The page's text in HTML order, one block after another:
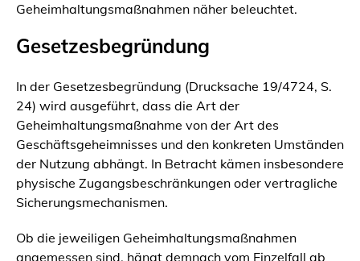
Geheimhaltungsmaßnahmen näher beleuchtet.
Gesetzesbegründung
In der Gesetzesbegründung (Drucksache 19/4724, S.
24) wird ausgeführt, dass die Art der
Geheimhaltungsmaßnahme von der Art des
Geschäftsgeheimnisses und den konkreten Umständen
der Nutzung abhängt. In Betracht kämen insbesondere
physische Zugangsbeschränkungen oder vertragliche
Sicherungsmechanismen.
Ob die jeweiligen Geheimhaltungsmaßnahmen
angemessen sind, hängt demnach vom Einzelfall ab